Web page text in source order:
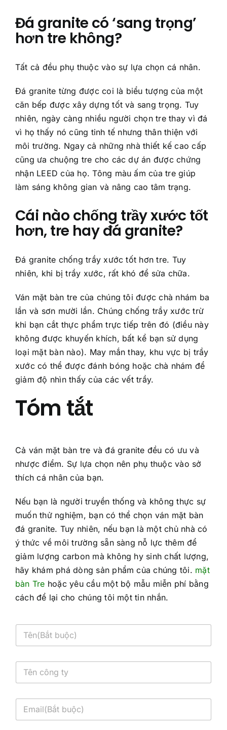
Đá granite có ‘sang trọng’
hơn tre không?
Tất cả đều phụ thuộc vào sự lựa chọn cá nhân.
Đá granite từng được coi là biểu tượng của một
căn bếp được xây dựng tốt và sang trọng. Tuy
nhiên, ngày càng nhiều người chọn tre thay vì đá
vì họ thấy nó cũng tinh tế nhưng thân thiện với
môi trường. Ngay cả những nhà thiết kế cao cấp
cũng ưa chuộng tre cho các dự án được chứng
nhận LEED của họ. Tông màu ấm của tre giúp
làm sáng không gian và nâng cao tâm trạng.
Cái nào chống trầy xước tốt
hơn, tre hay đá granite?
Đá granite chống trầy xước tốt hơn tre. Tuy
nhiên, khi bị trầy xước, rất khó để sửa chữa.
Ván mặt bàn tre của chúng tôi được chà nhám ba
lần và sơn mười lần. Chúng chống trầy xước trừ
khi bạn cắt thực phẩm trực tiếp trên đó (điều này
không được khuyến khích, bất kể bạn sử dụng
loại mặt bàn nào). May mắn thay, khu vực bị trầy
xước có thể được đánh bóng hoặc chà nhám để
giảm độ nhìn thấy của các vết trầy.
Tóm tắt
Cả ván mặt bàn tre và đá granite đều có ưu và
nhược điểm. Sự lựa chọn nên phụ thuộc vào sở
thích cá nhân của bạn.
Nếu bạn là người truyền thống và không thực sự
muốn thử nghiệm, bạn có thể chọn ván mặt bàn
đá granite. Tuy nhiên, nếu bạn là một chủ nhà có
ý thức về môi trường sẵn sàng nỗ lực thêm để
giảm lượng carbon mà không hy sinh chất lượng,
hãy khám phá dòng sản phẩm của chúng tôi. mặt
bàn Tre hoặc yêu cầu một bộ mẫu miễn phí bằng
cách để lại cho chúng tôi một tin nhắn.
T
n
T
n
g
E
a